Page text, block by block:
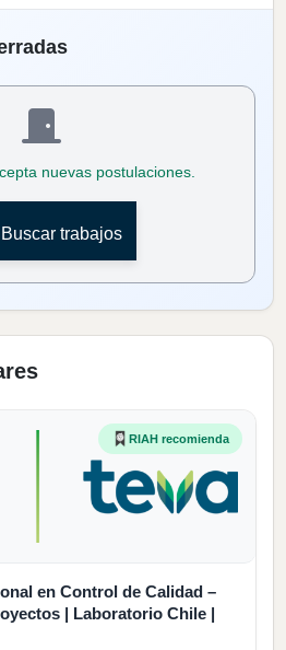
nuevas postulaciones.
Buscar trabajos
RIAH recomienda
en Control de Calidad –
| Laboratorio Chile |